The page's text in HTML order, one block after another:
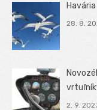
28. 8.
2. 9.